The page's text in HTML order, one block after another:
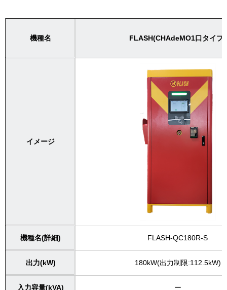
機種名 FLASH(CHAdeMO1口タイプ)
イメージ
機種名(詳細) FLASH-QC180R-S
出力(kW) 180kW(出力制限:112.5kW)
入力容量(kVA) ー